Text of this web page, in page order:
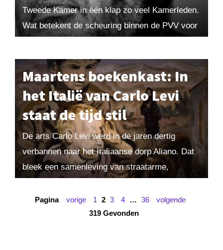
Tweede Kamer in één klap zo veel Kamerleden.
Wat betekent de scheuring binnen de PVV voor
Maartens boekenkast: In
het Italië van Carlo Levi
staat de tijd stil
De arts Carlo Levi werd in de jaren dertig
verbannen naar het Italiaanse dorp Aliano. Dat
bleek een samenleving van straatarme,
waren. Hij...
Pagina vorige 1 2 3 4 … 36
volgende
319 Gevonden